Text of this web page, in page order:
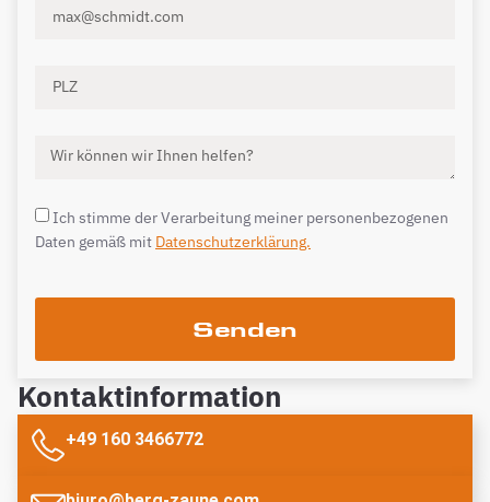
Ich stimme der Verarbeitung meiner personenbezogenen
Daten gemäß mit Datenschutzerklärung.
Senden
Kontaktinformation
+49 160 3466772